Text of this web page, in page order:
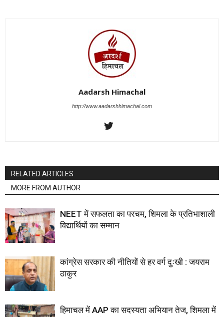
Aadarsh Himachal
http://www.aadarshhimachal.com
RELATED ARTICLES
MORE FROM AUTHOR
NEET में सफलता का परचम, शिमला के प्रतिभाशाली
विद्यार्थियों का सम्मान
कांग्रेस सरकार की नीतियों से हर वर्ग दुःखी : जयराम
ठाकुर
हिमाचल में AAP का सदस्यता अभियान तेज, शिमला में